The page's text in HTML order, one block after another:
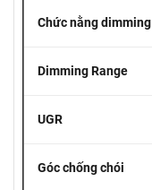
Chức nằng dimming
Dimming Range
UGR
Góc chống chói